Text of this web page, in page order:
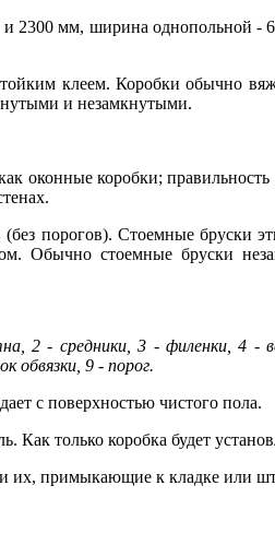
и 2300 мм, ширина
клеем. Ко­робки обычно
и незамкнутыми.
оконные коробки;
порогов). Стоемные бруски
Обычно стоемные бруски
2 - сред­ники, 3 - филенки, 4 -
обвязки, 9 - порог.
с поверхностью чистого пола.
Как только коробка будет
примыкающие к кладке или